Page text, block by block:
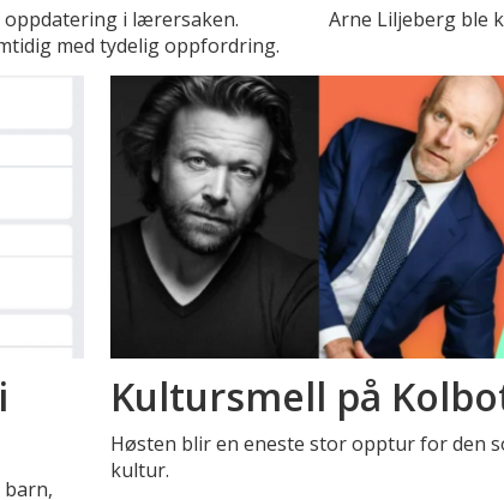
oppdatering i lærersaken.
med tydelig oppfordring.
Arne Liljeberg ble
Kultursmell på
Høsten blir en eneste stor opptur for den
kultur.